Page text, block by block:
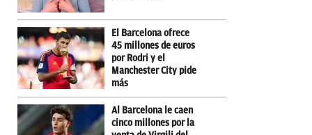
El Barcelona ofrece
45 millones de euros
por Rodri y el
Manchester City pide
más
Al Barcelona le caen
cinco millones por la